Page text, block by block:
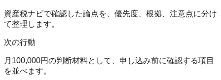
資産税ナビで確認した論点を、優先度、根拠、注意点に分け
て整理します。
次の行動
月100,000円の判断材料として、申し込み前に確認する項目
を並べます。